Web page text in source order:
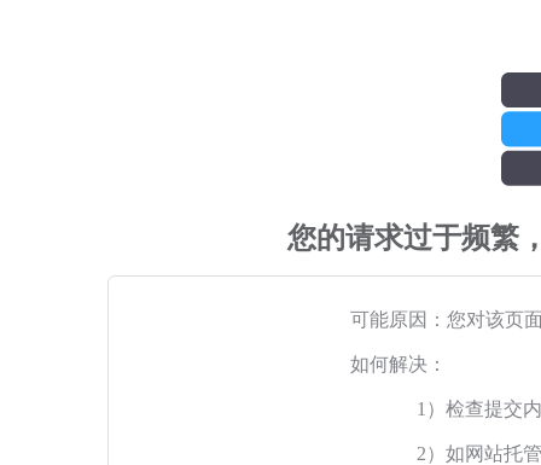
您的请求过于频繁
可能原因：您对该页
如何解决：
1）检查提交
2）如网站托